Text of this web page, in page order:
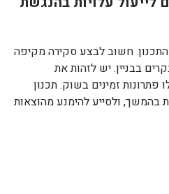
חשוב לבצע סקירה מקיפה
בבניין. יש לזהות את
פתרונות זמינים בשוק. תכנון
בהמשך, ולסייע להימנע מהוצאות